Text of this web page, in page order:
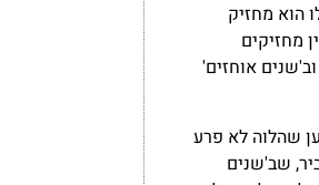
הוא מחזיק
מחזיקים
אוחזים'
שהלוה לא פרע
שב'שנים